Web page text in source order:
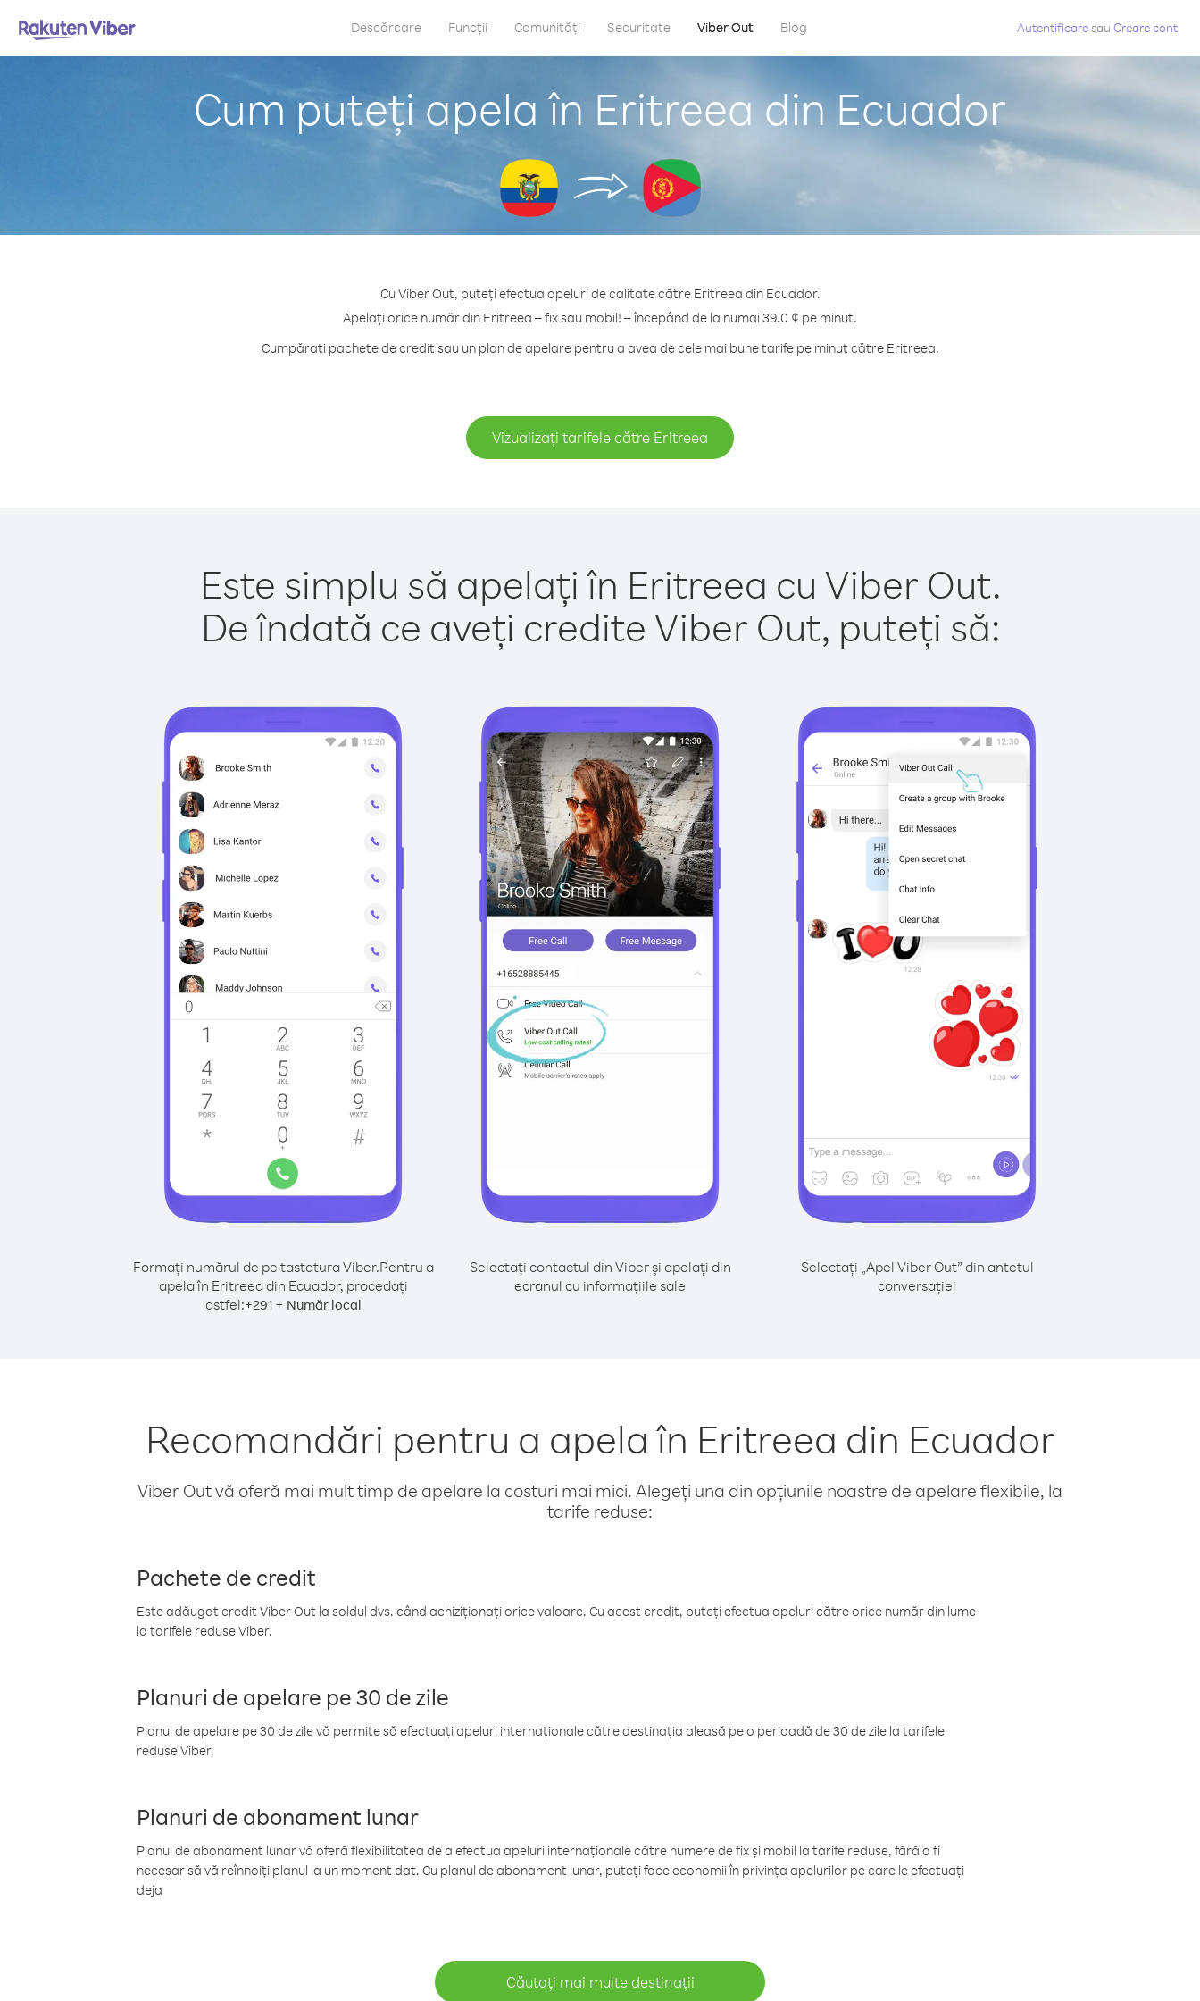
Descărcare Funcții Comunități Securitate Viber Out Blog Autentificaresau Creare cont
Cum puteți apela în Eritreea din Ecuador
Cu Viber Out, puteți efectua apeluri de calitate către Eritreea din Ecuador.
Apelați orice număr din Eritreea – fix sau mobil! – începând de la numai 39.0 ¢ pe minut.
Cumpărați pachete de credit sau un plan de apelare pentru a avea de cele mai bune tarife pe minut către Eritreea.
Vizualizați tarifele către Eritreea
Este simplu să apelați în Eritreea cu Viber Out.
De îndată ce aveți credite Viber Out, puteți să:
Formați numărul de pe tastatura Viber.Pentru a
apela în Eritreea din Ecuador, procedați
astfel:+291+ Număr local
Selectați contactul din Viber și apelați din
ecranul cu informațiile sale
Selectați „Apel Viber Out” din antetul
conversației
Recomandări pentru a apela în Eritreea din Ecuador
Viber Out vă oferă mai mult timp de apelare la costuri mai mici. Alegeți una din opțiunile noastre de apelare flexibile, la
tarife reduse:
Pachete de credit
Este adăugat credit Viber Out la soldul dvs. când achiziționați orice valoare. Cu acest credit, puteți efectua apeluri către orice număr din lume
la tarifele reduse Viber.
Planuri de apelare pe 30 de zile
Planul de apelare pe 30 de zile vă permite să efectuați apeluri internaționale către destinația aleasă pe o perioadă de 30 de zile la tarifele
reduse Viber.
Planuri de abonament lunar
Planul de abonament lunar vă oferă flexibilitatea de a efectua apeluri internaționale către numere de fix și mobil la tarife reduse, fără a fi
necesar să vă reînnoiți planul la un moment dat. Cu planul de abonament lunar, puteți face economii în privința apelurilor pe care le efectuați
deja
Căutați mai multe destinații